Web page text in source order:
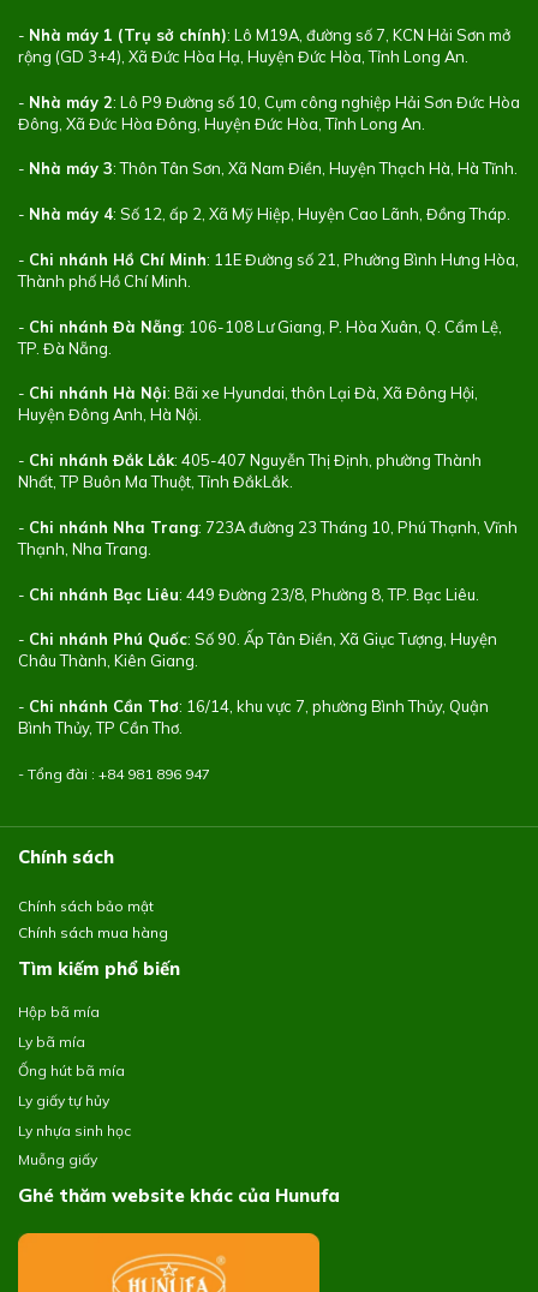
- Nhà máy 1 (Trụ sở chính): Lô M19A, đường số 7, KCN Hải Sơn mở
rộng (GD 3+4), Xã Đức Hòa Hạ, Huyện Đức Hòa, Tỉnh Long An.
- Nhà máy 2: Lô P9 Đường số 10, Cụm công nghiệp Hải Sơn Đức Hòa
Đông, Xã Đức Hòa Đông, Huyện Đức Hòa, Tỉnh Long An.
- Nhà máy 3: Thôn Tân Sơn, Xã Nam Điền, Huyện Thạch Hà, Hà Tĩnh.
- Nhà máy 4: Số 12, ấp 2, Xã Mỹ Hiệp, Huyện Cao Lãnh, Đồng Tháp.
- Chi nhánh Hồ Chí Minh: 11E Đường số 21, Phường Bình Hưng Hòa,
Thành phố Hồ Chí Minh.
- Chi nhánh Đà Nẵng: 106-108 Lư Giang, P. Hòa Xuân, Q. Cẩm Lệ,
TP. Đà Nẵng.
- Chi nhánh Hà Nội: Bãi xe Hyundai, thôn Lại Đà, Xã Đông Hội,
Huyện Đông Anh, Hà Nội.
- Chi nhánh Đắk Lắk: 405-407 Nguyễn Thị Định, phường Thành
Nhất, TP Buôn Ma Thuột, Tỉnh ĐắkLắk.
- Chi nhánh Nha Trang: 723A đường 23 Tháng 10, Phú Thạnh, Vĩnh
Thạnh, Nha Trang.
- Chi nhánh Bạc Liêu: 449 Đường 23/8, Phường 8, TP. Bạc Liêu.
- Chi nhánh Phú Quốc: Số 90. Ấp Tân Điền, Xã Giục Tượng, Huyện
Châu Thành, Kiên Giang.
- Chi nhánh Cần Thơ: 16/14, khu vực 7, phường Bình Thủy, Quận
Bình Thủy, TP Cần Thơ.
- Tổng đài : +84 981 896 947
Chính sách
Chính sách bảo mật
Chính sách mua hàng
Tìm kiếm phổ biến
Hộp bã mía
Ly bã mía
Ống hút bã mía
Ly giấy tự hủy
Ly nhựa sinh học
Muỗng giấy
Ghé thăm website khác của Hunufa